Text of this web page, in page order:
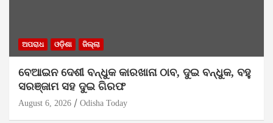
ଅପରାଧ ଓଡ଼ିଶା ଜିଲ୍ଲା
ବେଆଇନ ଦେଶୀ ବନ୍ଧୁକ କାରଖାନା ଠାବ, ଦୁଇ ବନ୍ଧୁକ, ବହୁ
ସରଞ୍ଜାମ ସହ ଦୁଇ ଗିରଫ
August 6, 2026 Odisha Today